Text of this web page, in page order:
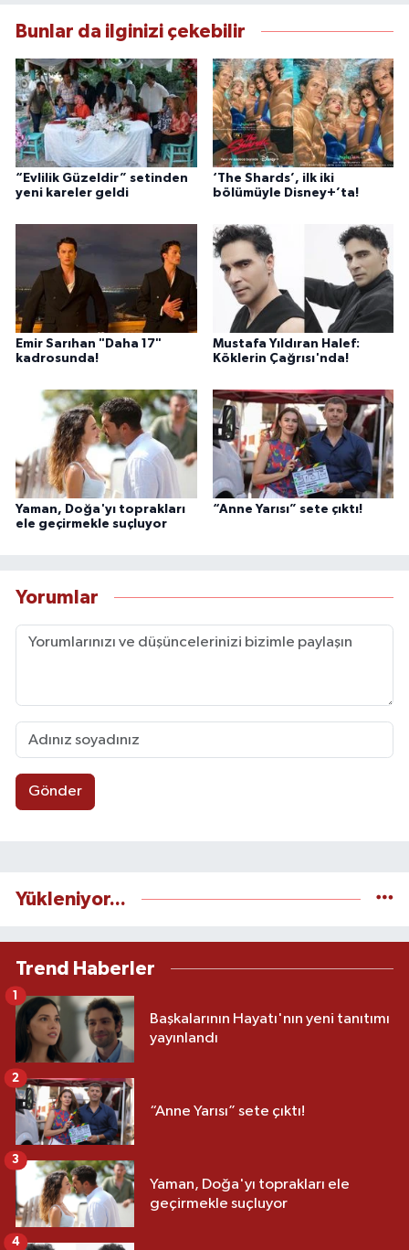
Bunlar da ilginizi çekebilir
“Evlilik Güzeldir” setinden
yeni kareler geldi
‘The Shards’, ilk iki
bölümüyle Disney+’ta!
Emir Sarıhan "Daha 17"
kadrosunda!
Mustafa Yıldıran Halef:
Köklerin Çağrısı'nda!
Yaman, Doğa'yı toprakları
ele geçirmekle suçluyor
“Anne Yarısı” sete çıktı!
Yorumlar
Gönder
Yükleniyor...
Trend Haberler
Başkalarının Hayatı'nın yeni tanıtımı
yayınlandı
1
“Anne Yarısı” sete çıktı!
2
Yaman, Doğa'yı toprakları ele
geçirmekle suçluyor
3
4